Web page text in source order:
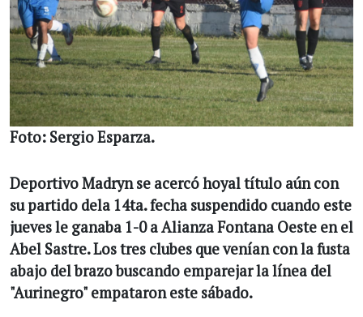
Foto: Sergio Esparza.
Deportivo Madryn se acercó hoyal título aún con
su partido dela 14ta. fecha suspendido cuando este
jueves le ganaba 1-0 a Alianza Fontana Oeste en el
Abel Sastre. Los tres clubes que venían con la fusta
abajo del brazo buscando emparejar la línea del
"Aurinegro" empataron este sábado.